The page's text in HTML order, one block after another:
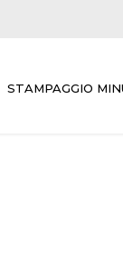
STAMPAGGIO